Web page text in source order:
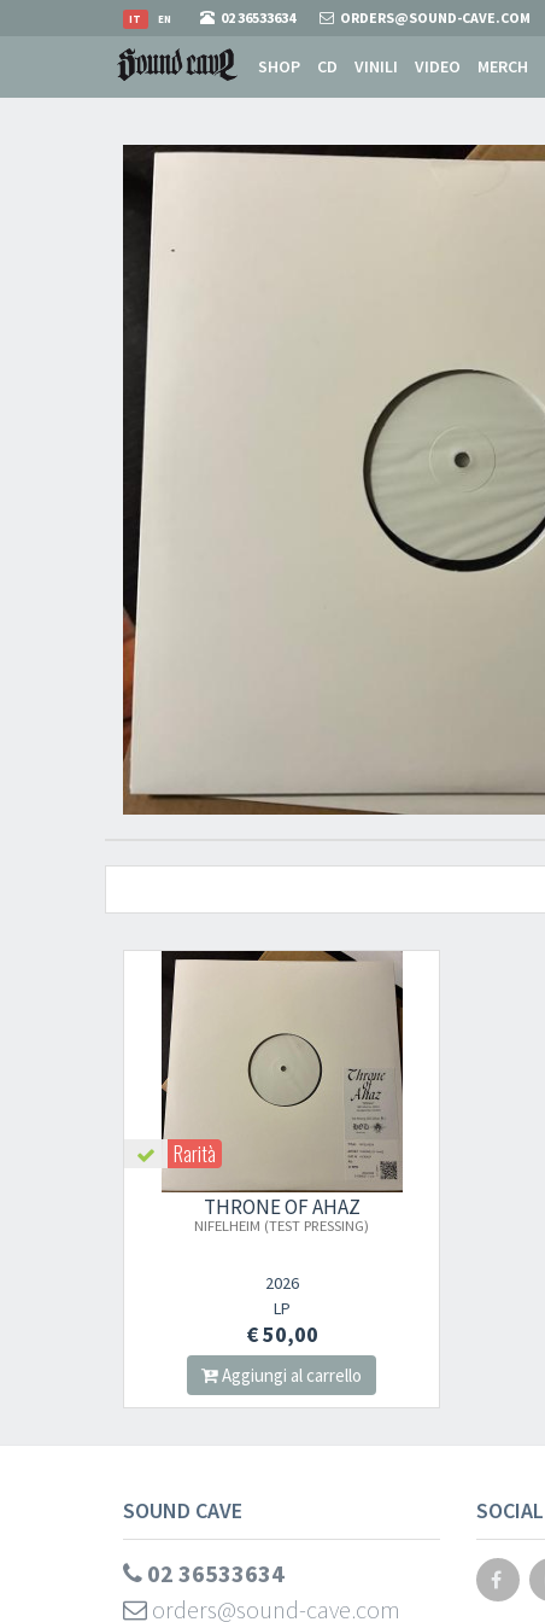
EN
IT 02 36533634 ORDERS@SOUND-CAVE.COM
SHOP CD VINILI VIDEO MERCH
Rarità
THRONE OF AHAZ
NIFELHEIM (TEST PRESSING)
2026
LP
€ 50,00
Aggiungi al carrello
SOUND CAVE
02 36533634
orders@sound-cave.com
SOCIAL